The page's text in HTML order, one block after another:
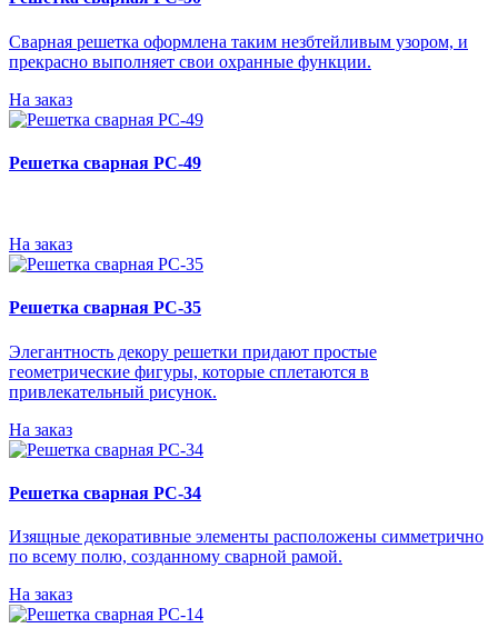
Сварная решетка оформлена таким незбтейливым узором, и
прекрасно выполняет свои охранные функции.
На заказ
Решетка сварная РС-49
На заказ
Решетка сварная РС-35
Элегантность декору решетки придают простые
геометрические фигуры, которые сплетаются в
привлекательный рисунок.
На заказ
Решетка сварная РС-34
Изящные декоративные элементы расположены симметрично
по всему полю, созданному сварной рамой.
На заказ